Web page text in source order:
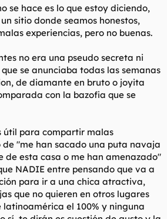
tienen ni cuenta en el foro.
parásitos a la perfección y te han
se hace es lo que estoy diciendo,
sitio donde seamos honestos,
experiencias, pero no buenas.
no era una pseudo secreta ni
se anunciaba todas las semanas
de diamante en bruto o joyita
con la bazofia que se
útil para compartir malas
"me han sacado una puta navaja
de esta casa o me han amenazado"
NADIE entre pensando que va a
para ir a una chica atractiva,
que no quieren en otros lugares
el 100% y ninguna